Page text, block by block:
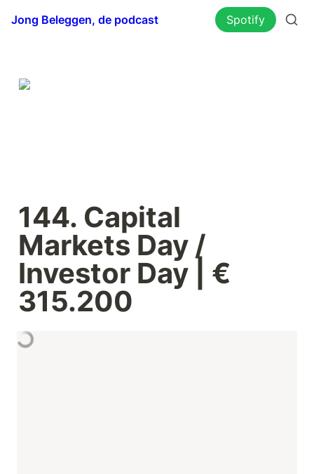
Jong Beleggen, de podcast Spotify
144. Capital
Markets Day /
Investor Day | €
315.200